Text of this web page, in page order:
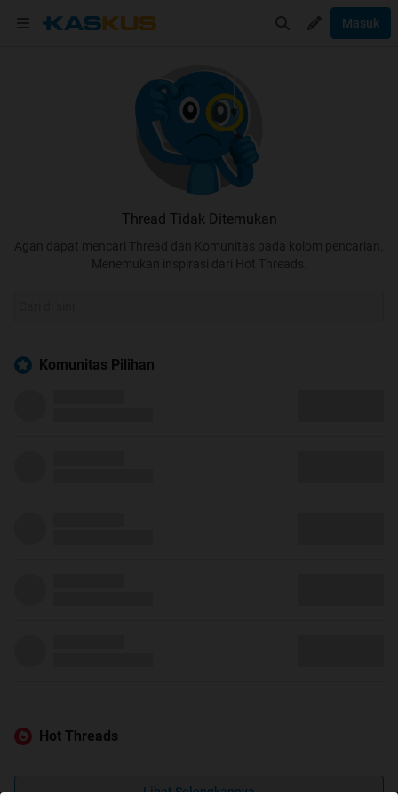
Masuk
Thread Tidak Ditemukan
Agan dapat mencari Thread dan Komunitas pada kolom pencarian.
Menemukan inspirasi dari Hot Threads.
Komunitas Pilihan
Hot Threads
Lihat Selengkapnya